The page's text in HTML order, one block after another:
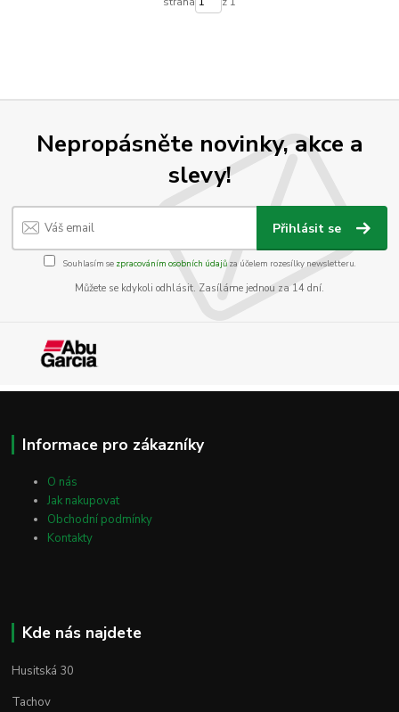
Nepropásněte novinky, akce a
slevy!
Přihlásit se
Souhlasím se zpracováním osobních údajůza účelem rozesílky newsletteru.
Můžete se kdykoli odhlásit. Zasíláme jednou za 14 dní.
Informace pro zákazníky
O nás
Jak nakupovat
Obchodní podmínky
Kontakty
Kde nás najdete
Husitská 30
Tachov